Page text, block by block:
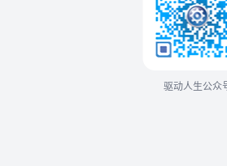
驱动人生公众